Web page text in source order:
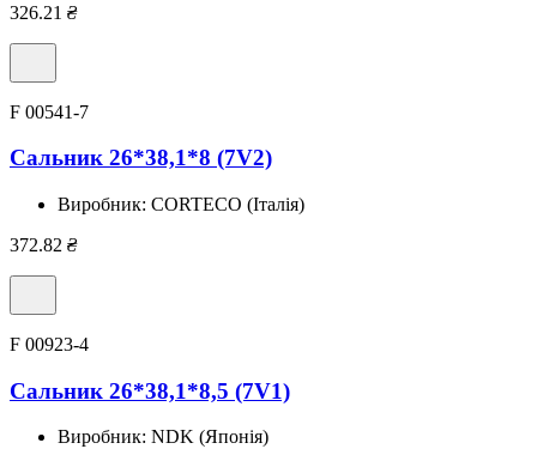
326.21 ₴
F 00541-7
Сальник 26*38,1*8 (7V2)
Виробник: CORTECO (Італія)
372.82 ₴
F 00923-4
Сальник 26*38,1*8,5 (7V1)
Виробник: NDK (Японія)